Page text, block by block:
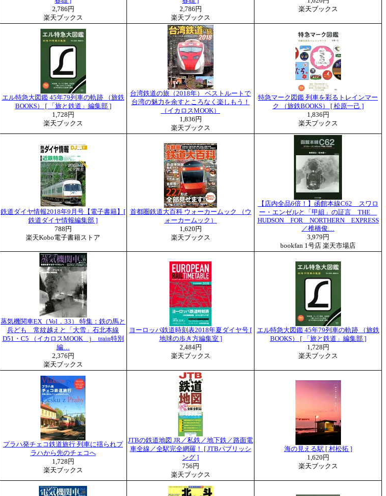
2,786円
楽天ブックス
2,786円
楽天ブックス
楽天ブックス
エル特急大図鑑 45年79列車の軌跡 （旅鉄
BOOKS） [ 「旅と鉄道」編集部 ]
1,728円
楽天ブックス
台湾鉄道の旅（2018年） ベストルートで
台湾の魅力を余すところなく楽しもう！
（イカロスMOOK）
1,836円
楽天ブックス
特急マーク図鑑 列車を彩るトレインマー
ク （旅鉄BOOKS） [ 松原一己 ]
1,836円
楽天ブックス
鉄道ダイヤ情報2018年9月号【電子書籍】[
鉄道ダイヤ情報編集部 ]
788円
楽天Kobo電子書籍ストア
首都圏鉄道大百科 ウォーカームック （ウ
ォーカームック）
1,620円
楽天ブックス
【店内全品6倍！】函館本線C62 スワロ
ー・エンゼルと「甲組」の証言 THE
HUDSON FOR NORTHERN EXPRESS
／椎橋俊…
3,979円
bookfan 1号店 楽天市場店
蒸気機関車EX（Vol．33） 特集：鉄の馬と
兵ども 常紋越えと「大雪」石北本線
D51・C5 （イカロスMOOK j train特別
編…
2,376円
楽天ブックス
ヨーロッパ鉄道時刻表2018年夏ダイヤ号 [
地球の歩き方編集室 ]
2,484円
楽天ブックス
エル特急大図鑑 45年79列車の軌跡 （旅鉄
BOOKS） [ 「旅と鉄道」編集部 ]
1,728円
楽天ブックス
プラハ発チェコ鉄道旅行 列車に揺られプ
ラハから先のチェコへ
1,728円
楽天ブックス
JTBの鉄道地図 JR／私鉄／地下鉄／路面電
車全線／全駅完全網羅！ [ JTBパブリッシ
ング ]
756円
楽天ブックス
海の見える駅 [ 村松拓 ]
1,620円
楽天ブックス